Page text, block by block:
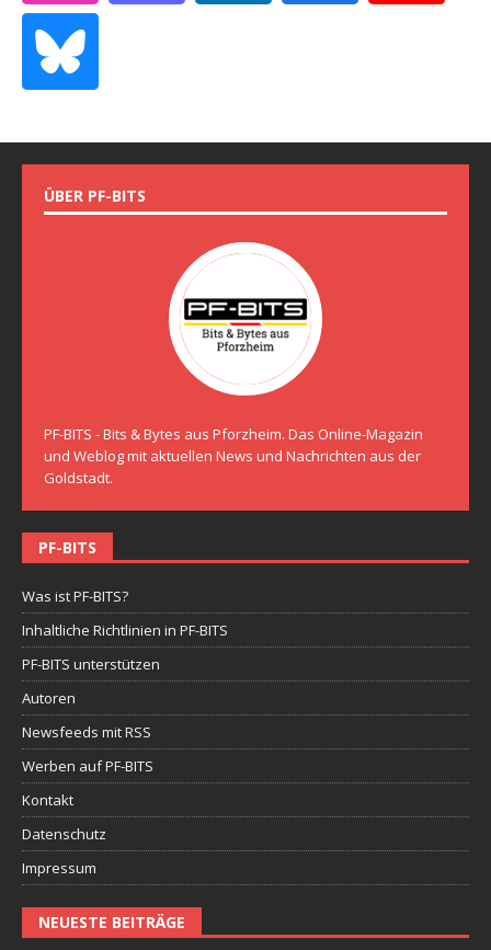
ÜBER PF-BITS
PF-BITS - Bits & Bytes aus Pforzheim. Das Online-Magazin
und Weblog mit aktuellen News und Nachrichten aus der
Goldstadt.
PF-BITS
Was ist PF-BITS?
Inhaltliche Richtlinien in PF-BITS
PF-BITS unterstützen
Autoren
Newsfeeds mit RSS
Werben auf PF-BITS
Kontakt
Datenschutz
Impressum
NEUESTE BEITRÄGE